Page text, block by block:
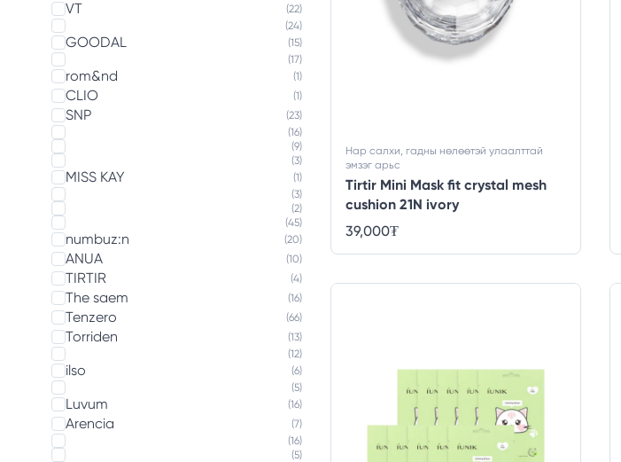
VT
(22)
(24)
GOODAL
(15)
(17)
rom&nd (1)
CLIO (1)
SNP
(23)
(16)
(9)
(3)
MISS KAY
(1)
(3)
(2)
(45)
numbuz:n (20)
ANUA (10)
TIRTIR (4)
The saem (16)
Tenzero (66)
Torriden
(13)
(12)
ilso
(6)
(5)
Luvum (16)
Arencia
(7)
(16)
(5)
Tirtir Mini Mask fit crystal mesh
cushion 21N ivory
Нар салхи, гадны нөлөөтэй улаалттай
эмзэг арьс
39,000₮